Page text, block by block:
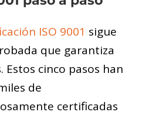
ISO 9001 sigue
que garantiza
cinco pasos han
de
certificadas